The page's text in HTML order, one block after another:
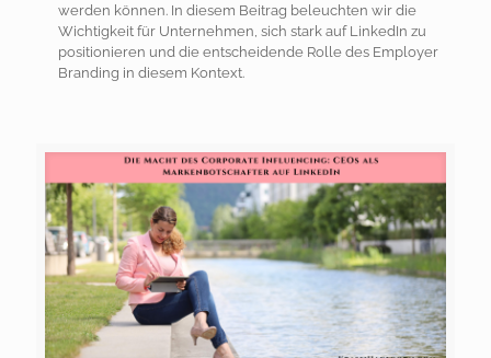
werden können. In diesem Beitrag beleuchten wir die
Wichtigkeit für Unternehmen, sich stark auf LinkedIn zu
positionieren und die entscheidende Rolle des Employer
Branding in diesem Kontext.